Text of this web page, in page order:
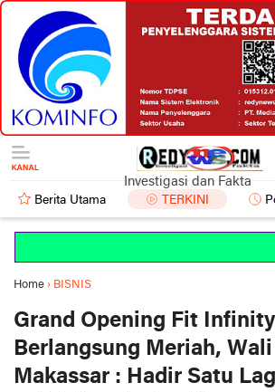
Investigasi dan Fakta
Berita Utama TERKINI
Home › BISNIS
Grand Opening Fit Infinity
Berlangsung Meriah,
Makassar : Hadir Satu